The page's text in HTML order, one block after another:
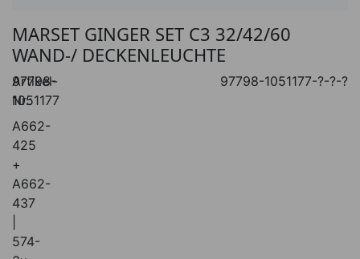
MARSET GINGER SET C3 32/42/60
WAND-/ DECKENLEUCHTE
Artikel-
Nr.:
A662-
425
+
A662-
437
574-
97798-
1051177
97798-1051177-?-?-?